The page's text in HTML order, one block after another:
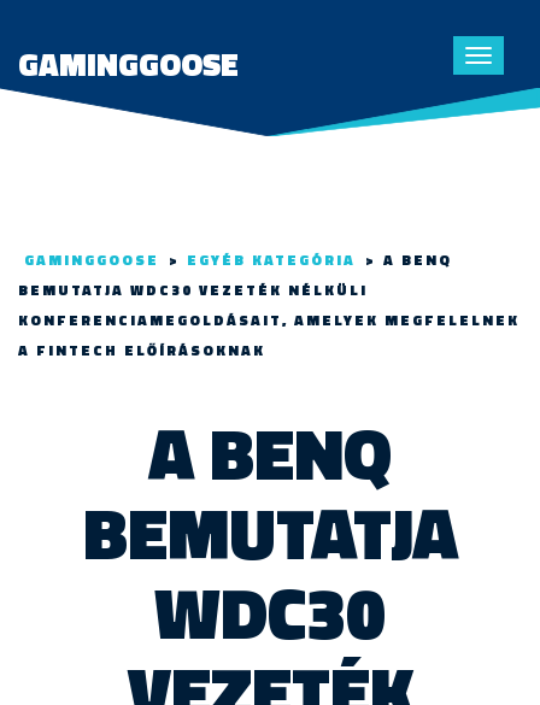
Toggle
GAMINGGOOSE
GAMINGGOOSE > EGYÉB KATEGÓRIA > A BENQ
BEMUTATJA WDC30 VEZETÉK NÉLKÜLI
KONFERENCIAMEGOLDÁSAIT, AMELYEK MEGFELELNEK
A FINTECH ELŐÍRÁSOKNAK
A BENQ
BEMUTATJA
WDC30